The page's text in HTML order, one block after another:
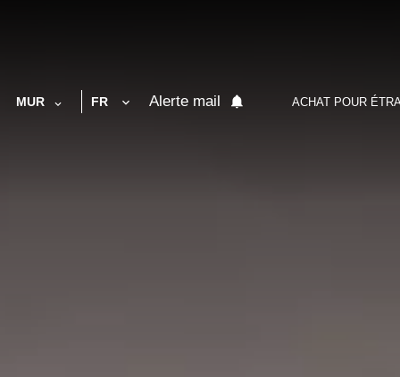
MUR FR Alerte mail ACHAT POUR